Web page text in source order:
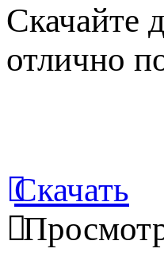
Скачайте
отлично
Скачать